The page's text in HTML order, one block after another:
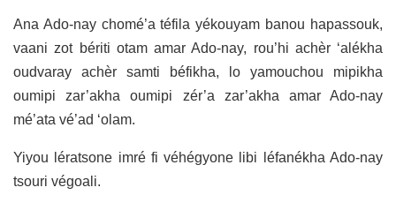
Ana Ado-nay chomé’a téfila yékouyam banou hapassouk,
vaani zot bériti otam amar Ado-nay, rou’hi achèr ‘alékha
oudvaray achèr samti béfikha, lo yamouchou mipikha
oumipi zar’akha oumipi zér’a zar’akha amar Ado-nay
mé’ata vé’ad ‘olam.
Yiyou lératsone imré fi véhégyone libi léfanékha Ado-nay
tsouri végoali.